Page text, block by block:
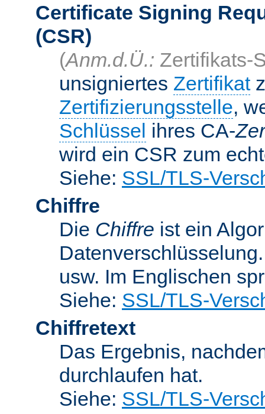
Certificate Signing
(CSR)
(Anm.d.Ü.: Zertifikats-
unsigniertes Zertifikat
Zertifizierungsstelle,
Schlüssel ihres CA-
wird ein CSR zum
Siehe: SSL/TLS-
Chiffre
Die Chiffre ist ein
usw. Im Englischen
Siehe: SSL/TLS-
Chiffretext
Das Ergebnis,
durchlaufen hat.
Siehe: SSL/TLS-